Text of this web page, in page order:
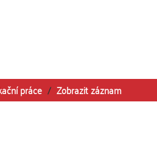
práce
Zobrazit záznam